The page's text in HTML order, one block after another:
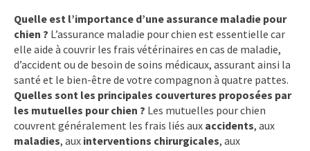
Quelle est l’importance d’une assurance maladie pour
chien ? L’assurance maladie pour chien est essentielle car
elle aide à couvrir les frais vétérinaires en cas de maladie,
d’accident ou de besoin de soins médicaux, assurant ainsi la
santé et le bien-être de votre compagnon à quatre pattes.
Quelles sont les principales couvertures proposées par
les mutuelles pour chien ? Les mutuelles pour chien
couvrent généralement les frais liés aux accidents, aux
maladies, aux interventions chirurgicales, aux